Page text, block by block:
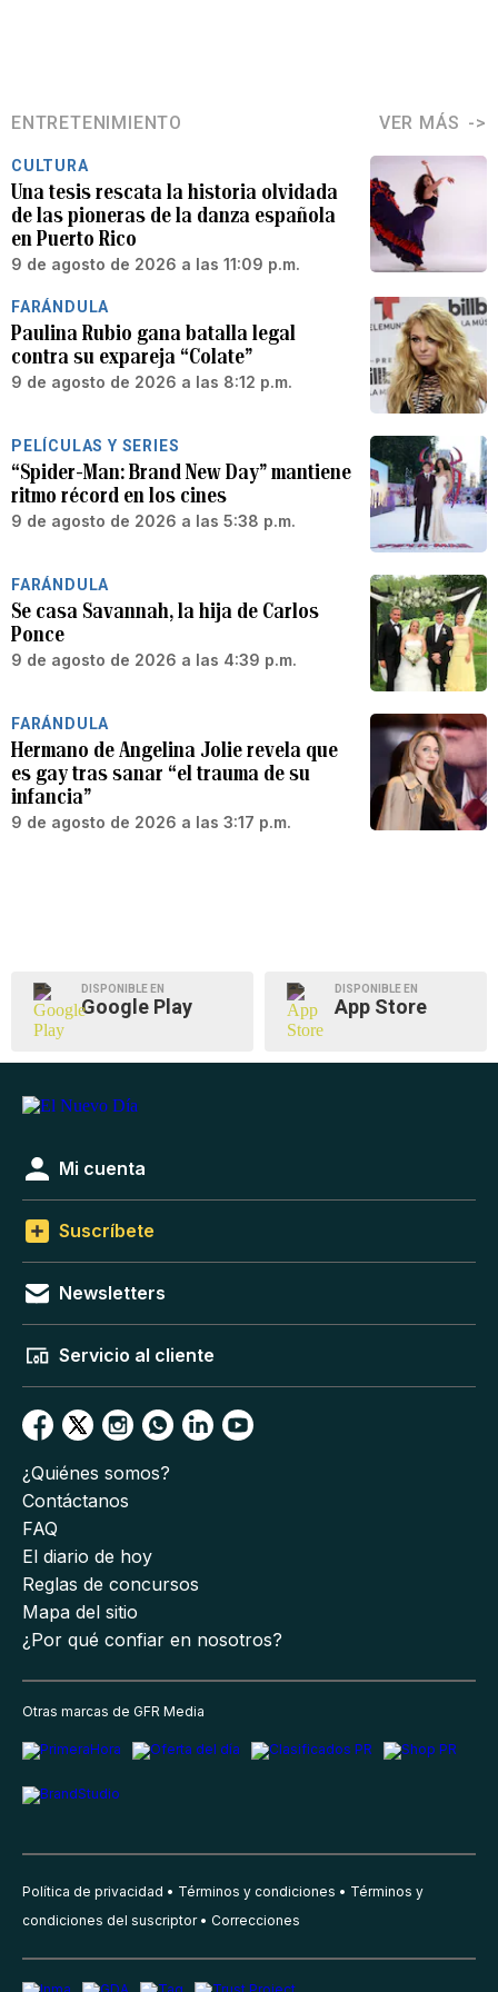
ENTRETENIMIENTO VER MÁS
CULTURA
Una tesis rescata la historia olvidada
de las pioneras de la danza española
en Puerto Rico
9 de agosto de 2026 a las 11:09 p.m.
FARÁNDULA
Paulina Rubio gana batalla legal
contra su expareja “Colate”
9 de agosto de 2026 a las 8:12 p.m.
PELÍCULAS Y SERIES
“Spider-Man: Brand New Day” mantiene
ritmo récord en los cines
9 de agosto de 2026 a las 5:38 p.m.
FARÁNDULA
Se casa Savannah, la hija de Carlos
Ponce
9 de agosto de 2026 a las 4:39 p.m.
FARÁNDULA
Hermano de Angelina Jolie revela que
es gay tras sanar “el trauma de su
infancia”
9 de agosto de 2026 a las 3:17 p.m.
DISPONIBLE EN
Google Play
DISPONIBLE EN
App Store
Mi cuenta
Suscríbete
Newsletters
Servicio al cliente
¿Quiénes somos?
Contáctanos
FAQ
El diario de hoy
Reglas de concursos
Mapa del sitio
¿Por qué confiar en nosotros?
Otras marcas de GFR Media
Política de privacidad Términos y condiciones
Términos y
condiciones del suscriptor
Correcciones